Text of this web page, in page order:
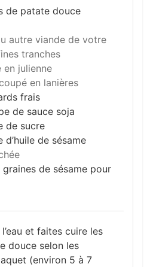
de patate douce
autre viande de votre
tranches
en julienne
coupé en lanières
frais
de sauce soja
de sucre
d’huile de sésame
de sésame pour
et faites cuire les
douce selon les
(environ 5 à 7